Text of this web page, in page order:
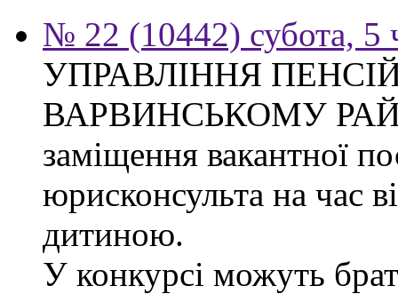
№ 22 (10442) субота, 5
УПРАВЛІННЯ
ВАРВИНСЬКОМУ
заміщення вакантної
юрисконсульта на час
дитиною.
У конкурсі можуть